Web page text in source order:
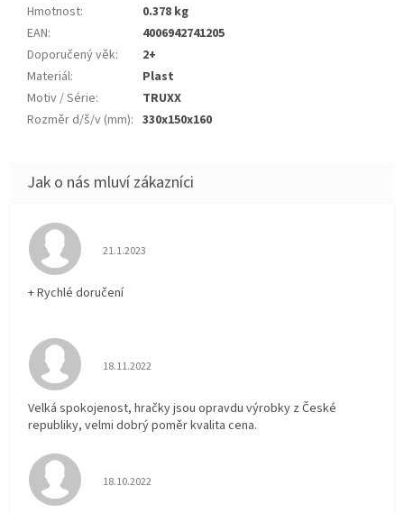
Hmotnost:
0.378 kg
EAN:
4006942741205
Doporučený věk:
2+
Materiál:
Plast
Motiv / Série:
TRUXX
Rozměr d/š/v (mm): 330x150x160
Hodnocení obchodu je 5 z 5 hvězdiček.
21.1.2023
+ Rychlé doručení
Hodnocení obchodu je 5 z 5 hvězdiček.
18.11.2022
Velká spokojenost, hračky jsou opravdu výrobky z České
republiky, velmi dobrý poměr kvalita cena.
Hodnocení obchodu je 5 z 5 hvězdiček.
18.10.2022